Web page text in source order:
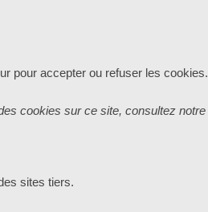
pour accepter ou refuser les cookies.
cookies sur ce site, consultez notre
sites tiers.